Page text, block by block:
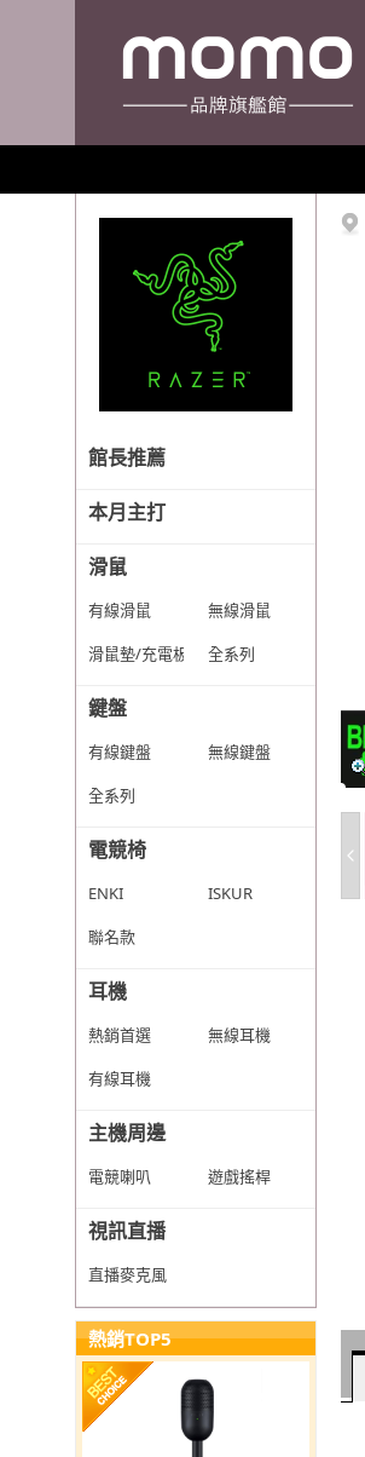
館長推薦
本月主打
滑鼠
有線滑鼠
無線滑鼠
滑鼠墊/充電板
全系列
鍵盤
有線鍵盤
無線鍵盤
全系列
電競椅
ENKI
ISKUR
聯名款
耳機
熱銷首選
無線耳機
有線耳機
主機周邊
電競喇叭 遊戲搖桿
視訊直播
直播麥克風
熱銷TOP5